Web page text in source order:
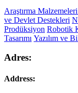
Araştırma
ve Devlet Destekleri
Prodüksiyon Robotik
Tasarımı Yazılım ve
Adres:
Address: